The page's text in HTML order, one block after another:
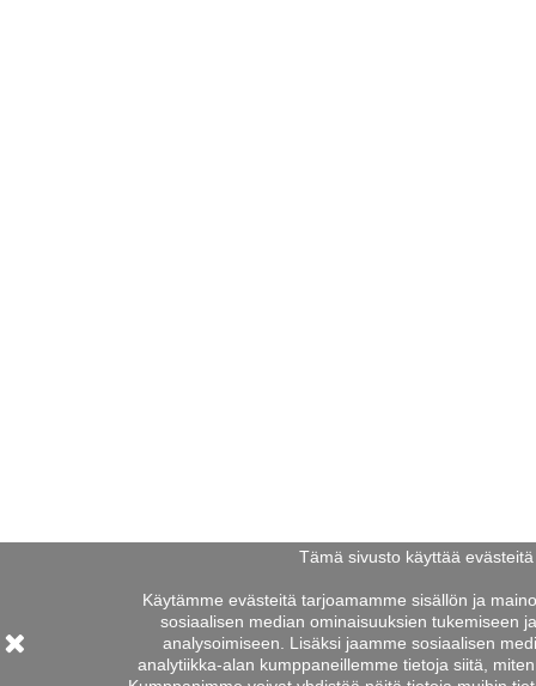
Tämä sivusto käyttää evästeitä
Käytämme evästeitä tarjoamamme sisällön ja
sosiaalisen median ominaisuuksien tukemiseen
analysoimiseen. Lisäksi jaamme sosiaalisen
analytiikka-alan kumppaneillemme tietoja siitä,